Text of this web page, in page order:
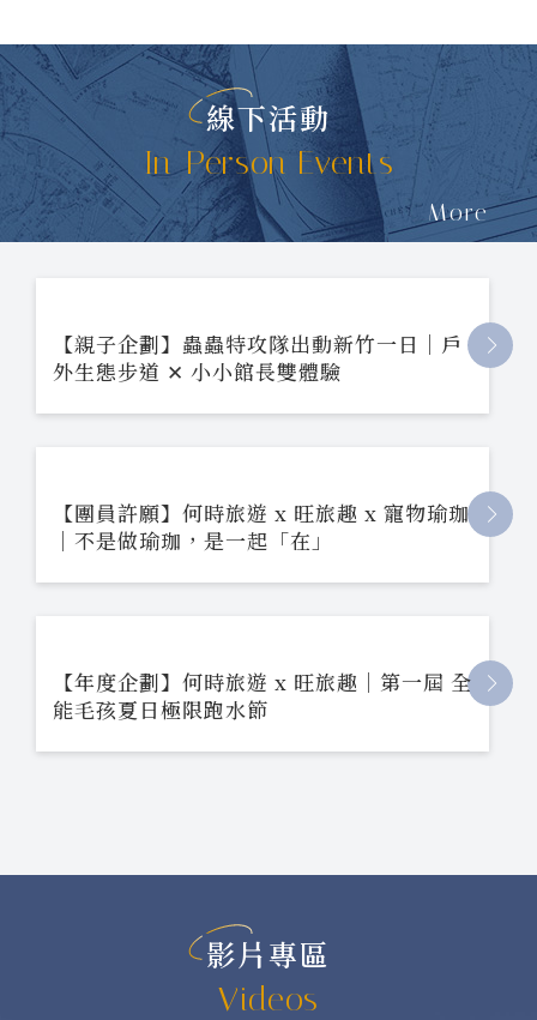
線下活動
In-Person Events
More
【親子企劃】蟲蟲特攻隊出動新竹一日｜戶
外生態步道 ✕ 小小館長雙體驗
【團員許願】何時旅遊 x 旺旅趣 x 寵物瑜珈
｜不是做瑜珈，是一起「在」
【年度企劃】何時旅遊 x 旺旅趣｜第一屆 全
能毛孩夏日極限跑水節
影片專區
Videos